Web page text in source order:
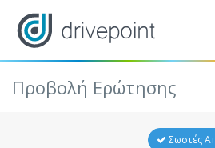
Προβολή Ερώτησης
Σωστές